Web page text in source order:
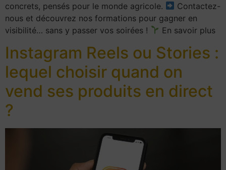
concrets, pensés pour le monde agricole.
Contactez-
nous et découvrez nos formations pour gagner en
visibilité… sans y passer vos soirées !
En savoir plus
Instagram Reels ou Stories :
lequel choisir quand on
vend ses produits en direct
?